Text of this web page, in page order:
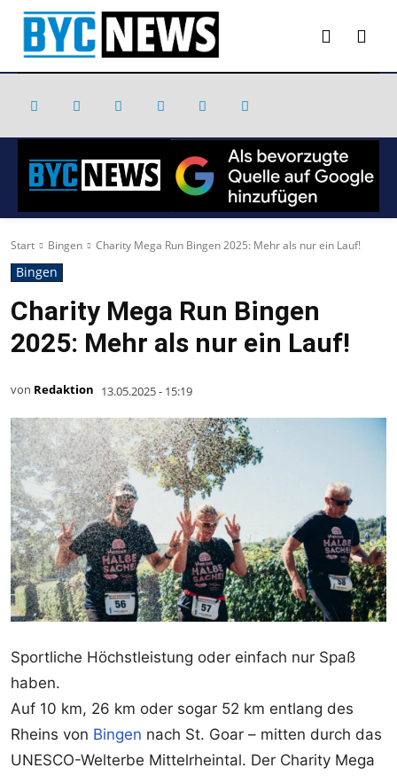
Start Bingen Charity Mega Run Bingen 2025: Mehr als nur ein Lauf!
Bingen
Charity Mega Run Bingen
2025: Mehr als nur ein Lauf!
von Redaktion 13.05.2025 - 15:19
Sportliche Höchstleistung oder einfach nur Spaß
haben.
Auf 10 km, 26 km oder sogar 52 km entlang des
Rheins von Bingen nach St. Goar – mitten durch das
UNESCO-Welterbe Mittelrheintal. Der Charity Mega